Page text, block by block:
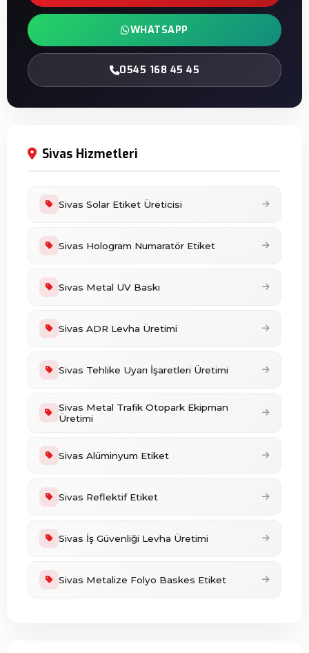
WHATSAPP
0545 168 45 45
Sivas Hizmetleri
Sivas Solar Etiket Üreticisi
Sivas Hologram Numaratör Etiket
Sivas Metal UV Baskı
Sivas ADR Levha Üretimi
Sivas Tehlike Uyarı İşaretleri Üretimi
Sivas Metal Trafik Otopark Ekipman
Üretimi
Sivas Alüminyum Etiket
Sivas Reflektif Etiket
Sivas İş Güvenliği Levha Üretimi
Sivas Metalize Folyo Baskes Etiket